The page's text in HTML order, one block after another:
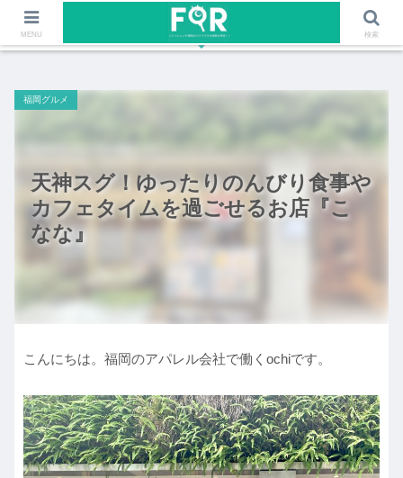
ファッションや福岡のワクワクする情報を発信！！
天神スグ！ゆったりのんびり食事や
カフェタイムを過ごせるお店『こ
なな』
福岡グルメ
こんにちは。福岡のアパレル会社で働くochiです。
MENU 検索